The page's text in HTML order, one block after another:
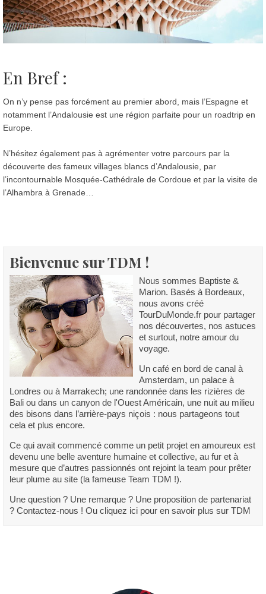
En Bref :
On n’y pense pas forcément au premier abord, mais l’Espagne et
notamment l’Andalousie est une région parfaite pour un roadtrip en
Europe.
N’hésitez également pas à agrémenter votre parcours par la
découverte des fameux villages blancs d’Andalousie, par
l’incontournable Mosquée-Cathédrale de Cordoue et par la visite de
l’Alhambra à Grenade…
Bienvenue sur TDM !
Nous sommes Baptiste &
Marion. Basés à Bordeaux,
nous avons créé
TourDuMonde.fr pour partager
nos découvertes, nos astuces
et surtout, notre amour du
voyage.
Un café en bord de canal à
Amsterdam, un palace à
Londres ou à Marrakech; une randonnée dans les rizières de
Bali ou dans un canyon de l'Ouest Américain, une nuit au milieu
des bisons dans l’arrière-pays niçois : nous partageons tout
cela et plus encore.
Ce qui avait commencé comme un petit projet en amoureux est
devenu une belle aventure humaine et collective, au fur et à
mesure que d’autres passionnés ont rejoint la team pour prêter
leur plume au site (la fameuse Team TDM !).
Une question ? Une remarque ? Une proposition de partenariat
? Contactez-nous ! Ou cliquez ici pour en savoir plus sur TDM